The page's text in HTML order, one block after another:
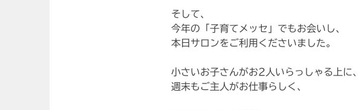
そして、
今年の「子育てメッセ」でもお会いし、
本日サロンをご利用くださいました。
小さいお子さんがお2人いらっしゃる上に、
週末もご主人がお仕事らしく、